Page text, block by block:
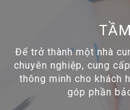
Để trở thành một nhà
chuyên nghiệp, cung
thông minh cho khách
góp phần